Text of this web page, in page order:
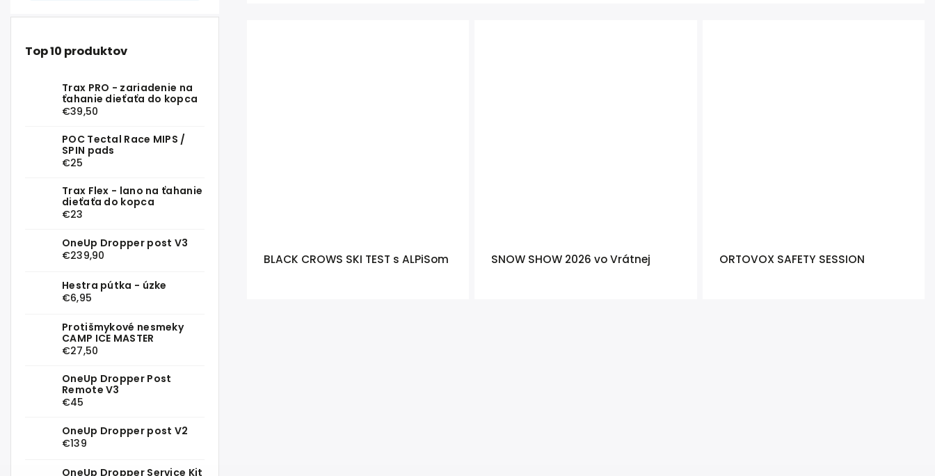
Top 10 produktov
Trax PRO - zariadenie na
ťahanie dieťaťa do kopca
€39,50
POC Tectal Race MIPS /
SPIN pads
€25
Trax Flex - lano na ťahanie
dieťaťa do kopca
€23
OneUp Dropper post V3
€239,90
Hestra pútka - úzke
€6,95
Protišmykové nesmeky
CAMP ICE MASTER
€27,50
OneUp Dropper Post
Remote V3
€45
OneUp Dropper post V2
€139
OneUp Dropper Service Kit
BLACK CROWS SKI TEST s ALPiSom SNOW SHOW 2026 vo Vrátnej ORTOVOX SAFETY SESSION